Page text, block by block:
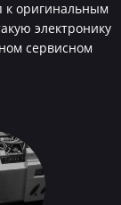
к оригинальным
электронику
сервисном